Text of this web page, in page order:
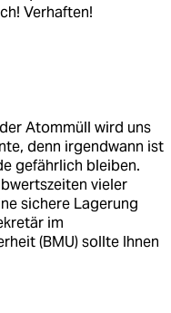
Verhaften!
Atommüll wird uns
denn irgendwann ist
gefährlich bleiben.
vieler
sichere Lagerung
im
(BMU) sollte Ihnen